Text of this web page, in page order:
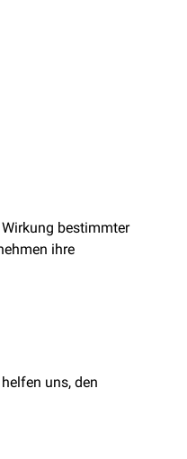
bestimmter
ihre
uns, den